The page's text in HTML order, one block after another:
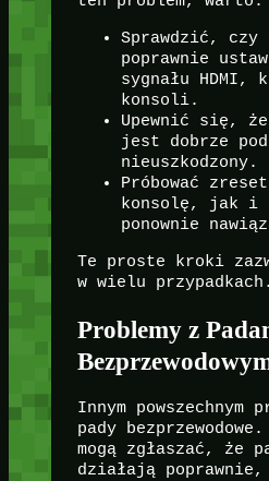
Sprawdzić,
poprawnie
sygnału HDMI,
konsoli.
Upewnić się, że
jest dobrze
nieuszkodzony.
Próbować
konsolę, jak i
ponownie
Te proste kroki
w wielu przypadkach.
Problemy z
Innym powszechnym
pady
mogą zgłaszać, że
działają